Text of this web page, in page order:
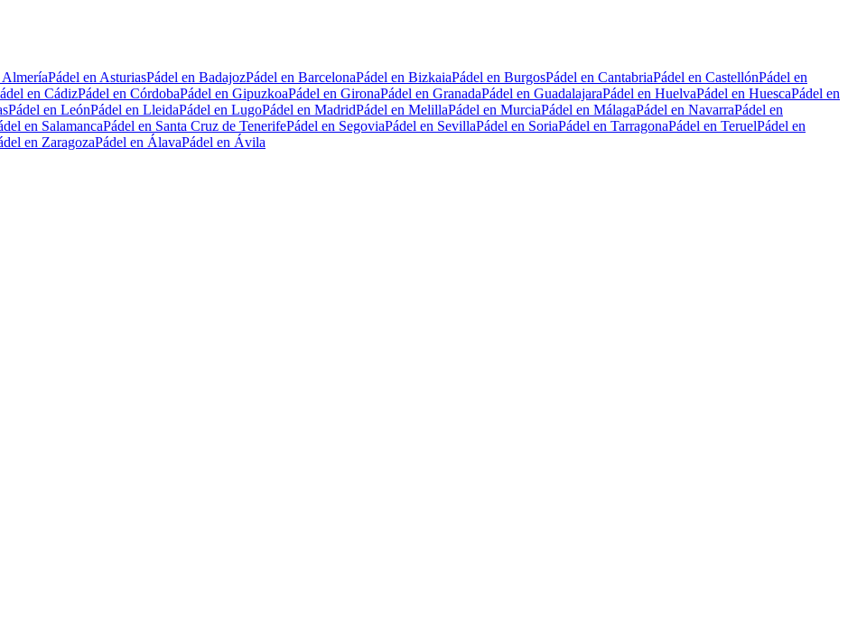
AlmeríaPádel en AsturiasPádel en BadajozPádel en BarcelonaPádel en BizkaiaPádel en BurgosPádel en CantabriaPádel en CastellónPádel en
en CádizPádel en CórdobaPádel en GipuzkoaPádel en GironaPádel en GranadaPádel en GuadalajaraPádel en HuelvaPádel en HuescaPádel en
Pádel en LeónPádel en LleidaPádel en LugoPádel en MadridPádel en MelillaPádel en MurciaPádel en MálagaPádel en NavarraPádel en
en SalamancaPádel en Santa Cruz de TenerifePádel en SegoviaPádel en SevillaPádel en SoriaPádel en TarragonaPádel en TeruelPádel en
en ZaragozaPádel en ÁlavaPádel en Ávila